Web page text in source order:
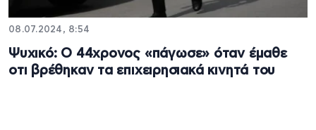
08.07.2024, 8:54
Ψυχικό: Ο 44χρονος «πάγωσε» όταν έμαθε
οτι βρέθηκαν τα επιχειρησιακά κινητά του